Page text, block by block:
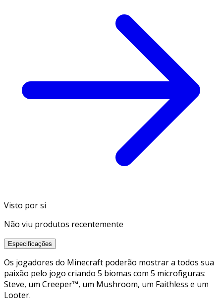
Visto por si
Não viu produtos recentemente
Especificações
Os jogadores do Minecraft poderão mostrar a todos sua
paixão pelo jogo criando 5 biomas com 5 microfiguras:
Steve, um Creeper™, um Mushroom, um Faithless e um
Looter.